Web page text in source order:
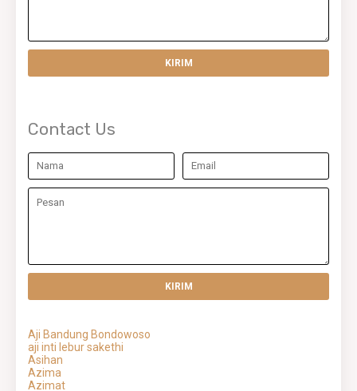
Contact Us
Aji Bandung Bondowoso
aji inti lebur sakethi
Asihan
Azima
Azimat